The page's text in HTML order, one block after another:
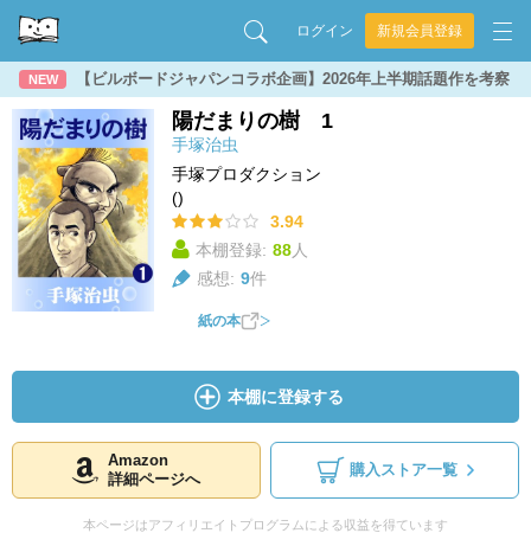
ログイン 新規会員登録
NEW 【ビルボードジャパンコラボ企画】2026年上半期話題作を考察
陽だまりの樹 1
手塚治虫
手塚プロダクション
()
3.94
本棚登録: 88人
感想: 9件
紙の本
本棚に登録する
Amazon
詳細ページへ
購入ストア一覧
本ページはアフィリエイトプログラムによる収益を得ています